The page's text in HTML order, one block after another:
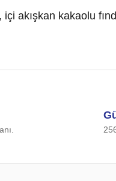
içi akışkan kakaolu
açıklamalarında ve diğer
görüntülenemiyor.
bulunuyor.
pahalı.